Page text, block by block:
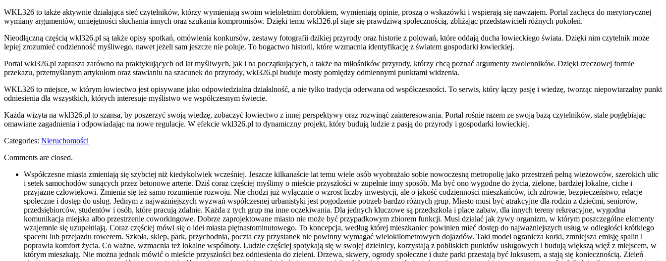
WKL326 to także aktywnie działająca sieć czytelników, którzy wymieniają swoim wieloletnim dorobkiem, wymieniają opinie, proszą o wskazówki i wspierają się nawzajem. Portal zachęca do merytorycznej
wymiany argumentów, umiejętności słuchania innych oraz szukania kompromisów. Dzięki temu wkl326.pl staje się prawdziwą społecznością, zbliżając przedstawicieli różnych pokoleń.
Nieodłączną częścią wkl326.pl są także opisy spotkań, omówienia konkursów, zestawy fotografii dzikiej przyrody oraz historie z polowań, które oddają ducha łowieckiego świata. Dzięki nim czytelnik może
lepiej zrozumieć codzienność myśliwego, nawet jeżeli sam jeszcze nie poluje. To bogactwo historii, które wzmacnia identyfikację z światem gospodarki łowieckiej.
Portal wkl326.pl zaprasza zarówno na praktykujących od lat myśliwych, jak i na początkujących, a także na miłośników przyrody, którzy chcą poznać argumenty zwolenników. Dzięki rzeczowej formie
przekazu, przemyślanym artykułom oraz stawianiu na szacunek do przyrody, wkl326.pl buduje mosty pomiędzy odmiennymi punktami widzenia.
WKL326 to miejsce, w którym łowiectwo jest opisywane jako odpowiedzialna działalność, a nie tylko tradycja oderwana od współczesności. To serwis, który łączy pasję i wiedzę, tworząc niepowtarzalny punkt
odniesienia dla wszystkich, których interesuje myślistwo we współczesnym świecie.
Każda wizyta na wkl326.pl to szansa, by poszerzyć swoją wiedzę, zobaczyć łowiectwo z innej perspektywy oraz rozwinąć zainteresowania. Portal rośnie razem ze swoją bazą czytelników, stale pogłębiając
omawiane zagadnienia i odpowiadając na nowe regulacje. W efekcie wkl326.pl to dynamiczny projekt, który budują ludzie z pasją do przyrody i gospodarki łowieckiej.
Categories: Nieruchomości
Comments are closed.
Współczesne miasta zmieniają się szybciej niż kiedykolwiek wcześniej. Jeszcze kilkanaście lat temu wiele osób wyobrażało sobie nowoczesną metropolię jako przestrzeń pełną wieżowców, szerokich ulic
i setek samochodów sunących przez betonowe arterie. Dziś coraz częściej myślimy o mieście przyszłości w zupełnie inny sposób. Ma być ono wygodne do życia, zielone, bardziej lokalne, ciche i
przyjazne człowiekowi. Zmienia się też samo rozumienie rozwoju. Nie chodzi już wyłącznie o wzrost liczby inwestycji, ale o jakość codzienności mieszkańców, ich zdrowie, bezpieczeństwo, relacje
społeczne i dostęp do usług. Jednym z najważniejszych wyzwań współczesnej urbanistyki jest pogodzenie potrzeb bardzo różnych grup. Miasto musi być atrakcyjne dla rodzin z dziećmi, seniorów,
przedsiębiorców, studentów i osób, które pracują zdalnie. Każda z tych grup ma inne oczekiwania. Dla jednych kluczowe są przedszkola i place zabaw, dla innych tereny rekreacyjne, wygodna
komunikacja miejska albo przestrzenie coworkingowe. Dobrze zaprojektowane miasto nie może być przypadkowym zbiorem funkcji. Musi działać jak żywy organizm, w którym poszczególne elementy
wzajemnie się uzupełniają. Coraz częściej mówi się o idei miasta piętnastominutowego. To koncepcja, według której mieszkaniec powinien mieć dostęp do najważniejszych usług w odległości krótkiego
spaceru lub przejazdu rowerem. Szkoła, sklep, park, przychodnia, poczta czy przystanek nie powinny wymagać wielokilometrowych dojazdów. Taki model ogranicza korki, zmniejsza emisję spalin i
poprawia komfort życia. Co ważne, wzmacnia też lokalne wspólnoty. Ludzie częściej spotykają się w swojej dzielnicy, korzystają z pobliskich punktów usługowych i budują większą więź z miejscem, w
którym mieszkają. Nie można jednak mówić o mieście przyszłości bez odniesienia do zieleni. Drzewa, skwery, ogrody społeczne i duże parki przestają być luksusem, a stają się koniecznością. Zieleń